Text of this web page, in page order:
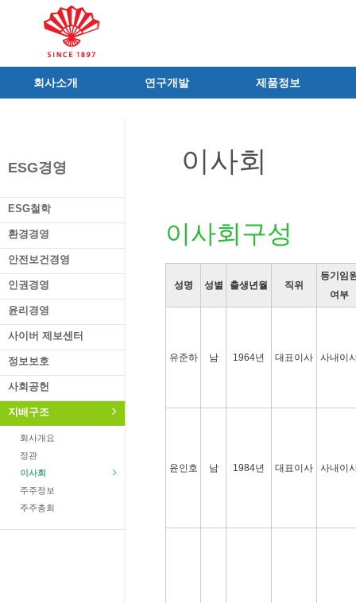
회사소개
사가
연구소/공장
가족친화우수기업
오시는길
가족회사
연구개발
조직 및 업무
기술혁신 네트워크
글로벌 동화
제품정보
전문의약품
의료기기
의약외품
화장품
건강기능식품
식품ㆍ음료
공산품ㆍ기타
ESG경영
ESG철학
환경경영
안전보건경영
인권경영
윤리경영
사이버 제보센터
정보보호
사회공헌
지배구조
회사개요
정관
이사회
주주정보
주주총회
이사회
이사회구성
성명 성별 출생년월 직위
등기임
여부
유준하 남 1964년 대표이사 사내이
윤인호 남 1984년 대표이사 사내이